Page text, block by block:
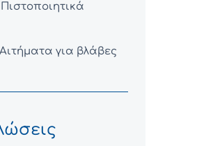
Πιστοποιητικά
Αιτήματα για βλάβες